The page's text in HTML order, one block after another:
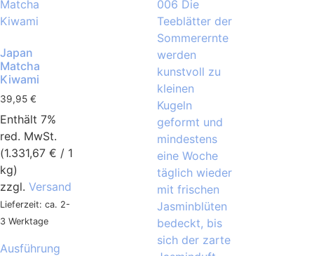
Japan
Matcha
Kiwami
39,95 €
Enthält 7%
red. MwSt.
(1.331,67 € / 1
kg)
zzgl. Versand
Lieferzeit: ca. 2-
3 Werktage
Ausführung